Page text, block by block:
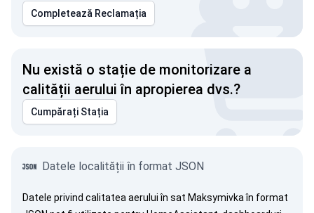
Completează Reclamația
Nu există o stație de monitorizare a
calității aerului în apropierea dvs.?
Cumpărați Stația
Datele localității în format JSON
Datele privind calitatea aerului în sat Maksymivka în format